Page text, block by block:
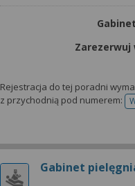
Rejestracja do tej poradni
z przychodnią pod numerem:
Gabinet